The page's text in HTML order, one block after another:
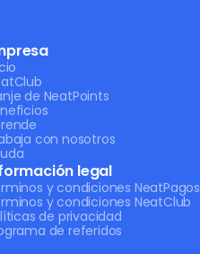
de NeatPoints
con nosotros
legal
y condiciones NeatPagos
y condiciones NeatClub
de privacidad
de referidos